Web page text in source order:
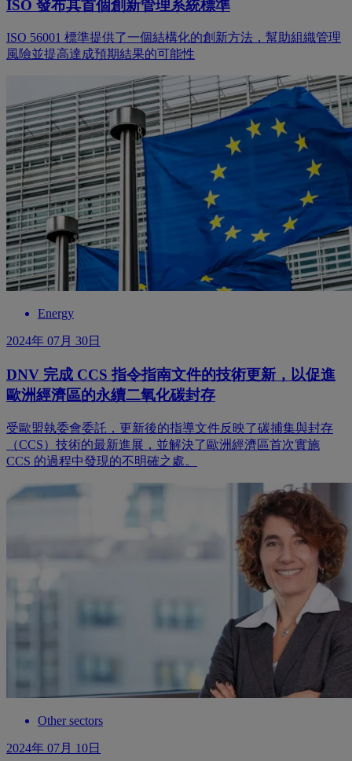
ISO 發布其首個創新管理系統標準
ISO 56001 標準提供了一個結構化的創新方法，幫助組織管理
風險並提高達成預期結果的可能性
Energy
2024年 07月 30日
DNV 完成 CCS 指令指南文件的技術更新，以促進
歐洲經濟區的永續二氧化碳封存
受歐盟執委會委託，更新後的指導文件反映了碳捕集與封存
（CCS）技術的最新進展，並解決了歐洲經濟區首次實施
CCS 的過程中發現的不明確之處。
Other sectors
2024年 07月 10日